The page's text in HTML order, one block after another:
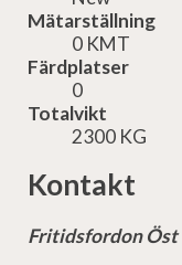
Mätarställning
0 KMT
Färdplatser
0
Totalvikt
2300 KG
Kontakt
Fritidsfordon Öst